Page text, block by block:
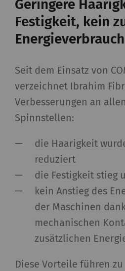
Geringere
Festigkeit, kein
Energieverbrauch
Seit dem Einsatz von
verzeichnet Ibrahim
Verbesserungen an
Spinnstellen:
die Haarigkeit
reduziert
die Festigkeit stieg
kein Anstieg des
der Maschinen
mechanischen
zusätzlichen
Diese Vorteile führen